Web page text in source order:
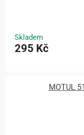
Skladem
295 Kč
MOTUL